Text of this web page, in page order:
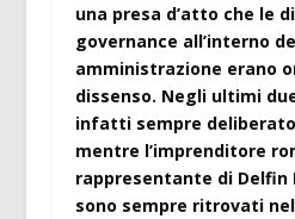
una presa d’atto che le
governance all’interno
amministrazione erano
dissenso. Negli ultimi
infatti sempre
mentre l’imprenditore
rappresentante di Delfin
sono sempre ritrovati